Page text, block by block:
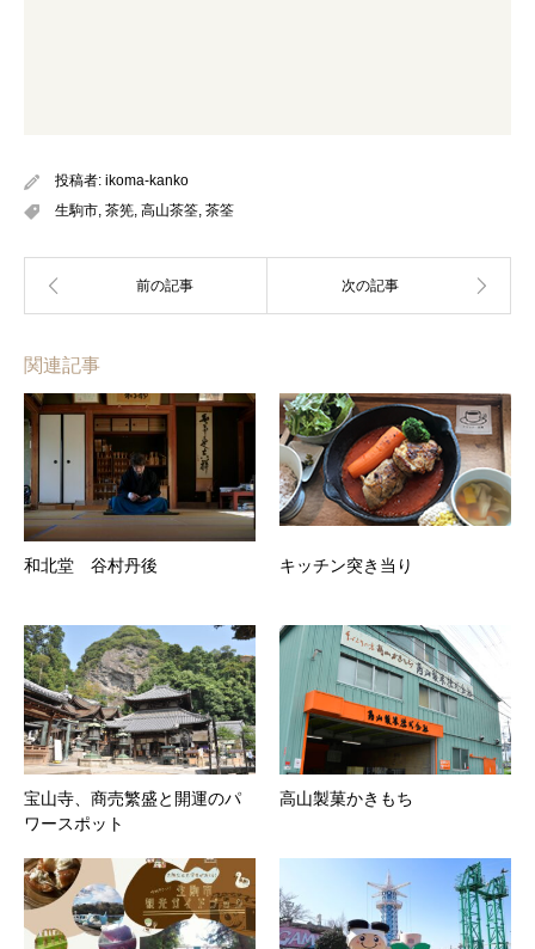
投稿者: ikoma-kanko
生駒市 茶筅 高山茶筌 茶筌
関連記事
和北堂 谷村丹後 キッチン突き当り
宝山寺、商売繁盛と開運のパ
ワースポット
高山製菓かきもち